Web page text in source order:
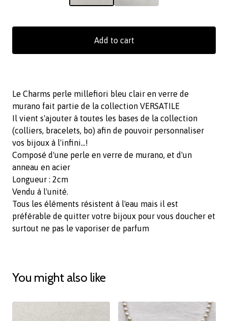
Add to cart
Le Charms perle millefiori bleu clair en verre de
murano fait partie de la collection VERSATILE
Il vient s'ajouter à toutes les bases de la collection
(colliers, bracelets, bo) afin de pouvoir personnaliser
vos bijoux à l'infini...!
Composé d'une perle en verre de murano, et d'un
anneau en acier
Longueur : 2cm
Vendu à l'unité.
Tous les éléments résistent à l'eau mais il est
préférable de quitter votre bijoux pour vous doucher et
surtout ne pas le vaporiser de parfum
You might also like